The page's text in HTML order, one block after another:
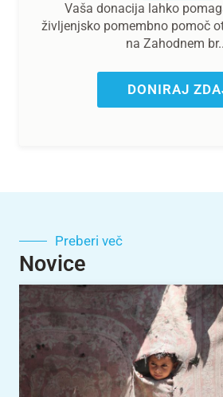
Vaša donacija lahko
življenjsko pomembno pomoč
na Zahodnem
DONIRAJ
Preberi več
Novice